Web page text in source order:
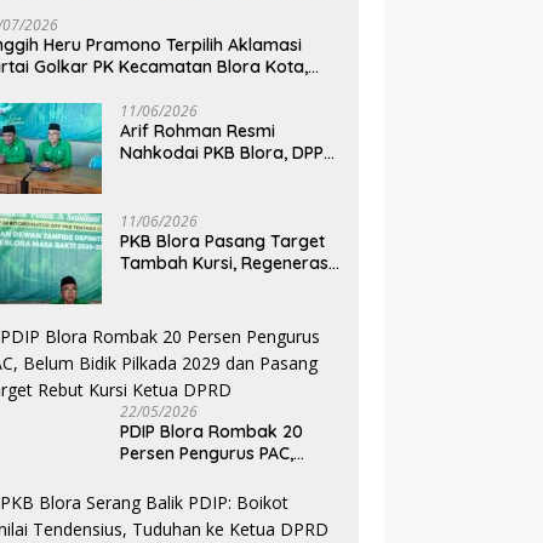
2026
Heru Pramono Terpilih Aklamasi
Golkar PK Kecamatan Blora Kota,
11/06/2026
Arif Rohman Resmi
Nahkodai PKB Blora, DPP
11/06/2026
PKB Blora Pasang Target
Tambah Kursi, Regenerasi
22/05/2026
PDIP Blora Rombak 20
Persen Pengurus PAC,
dan Pasang Target Rebut
Kursi Ketua DPRD